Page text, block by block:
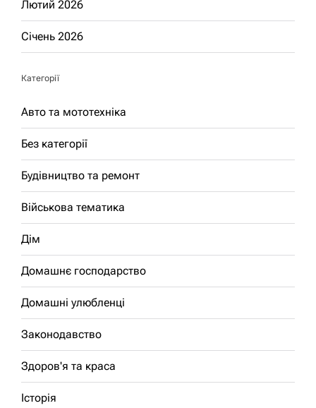
Лютий 2026
Січень 2026
Категорії
Авто та мототехніка
Без категорії
Будівництво та ремонт
Військова тематика
Дім
Домашнє господарство
Домашні улюбленці
Законодавство
Здоров'я та краса
Історія